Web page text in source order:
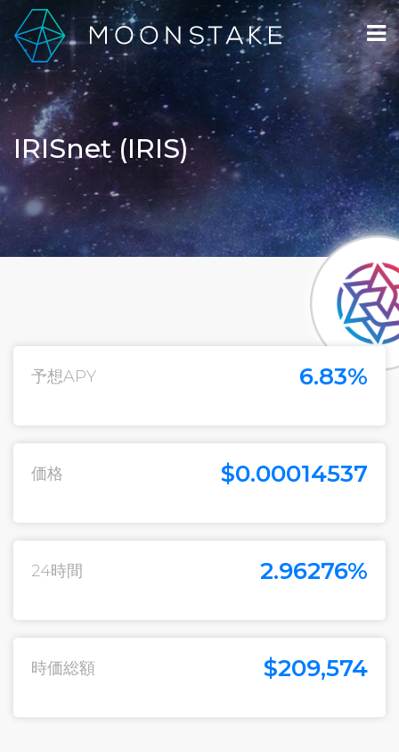
IRISnet (IRIS)
予想APY 6.83%
価格 $0.00014537
24時間 2.96276%
時価総額 $209,574